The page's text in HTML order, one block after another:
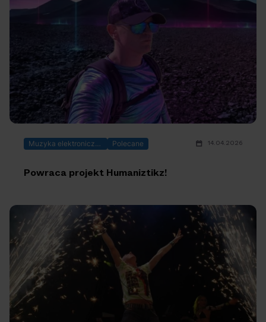
Muzyka elektroniczna Polecane 14.04.2026
Powraca projekt Humaniztikz!